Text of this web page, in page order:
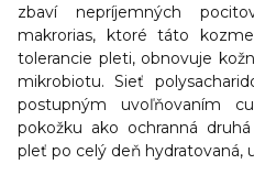
zbaví nepríjemných
makrorias, ktoré táto
tolerancie pleti, obnovuje
mikrobiotu. Sieť
postupným uvoľňovaním
pokožku ako ochranná
pleť po celý deň hydratovaná,